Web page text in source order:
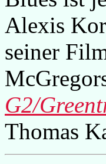
Alexis
seiner
G2/
Thomas